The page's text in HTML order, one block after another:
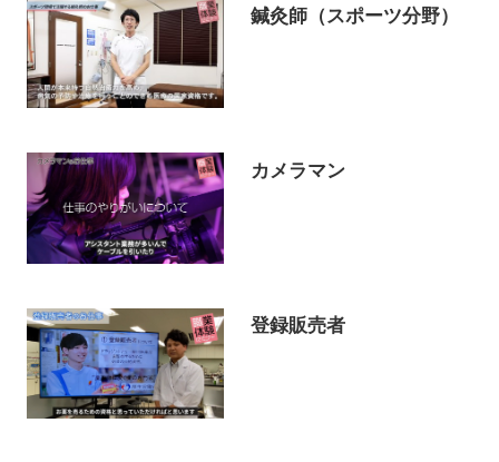
鍼灸師（スポーツ分野）
カメラマン
登録販売者